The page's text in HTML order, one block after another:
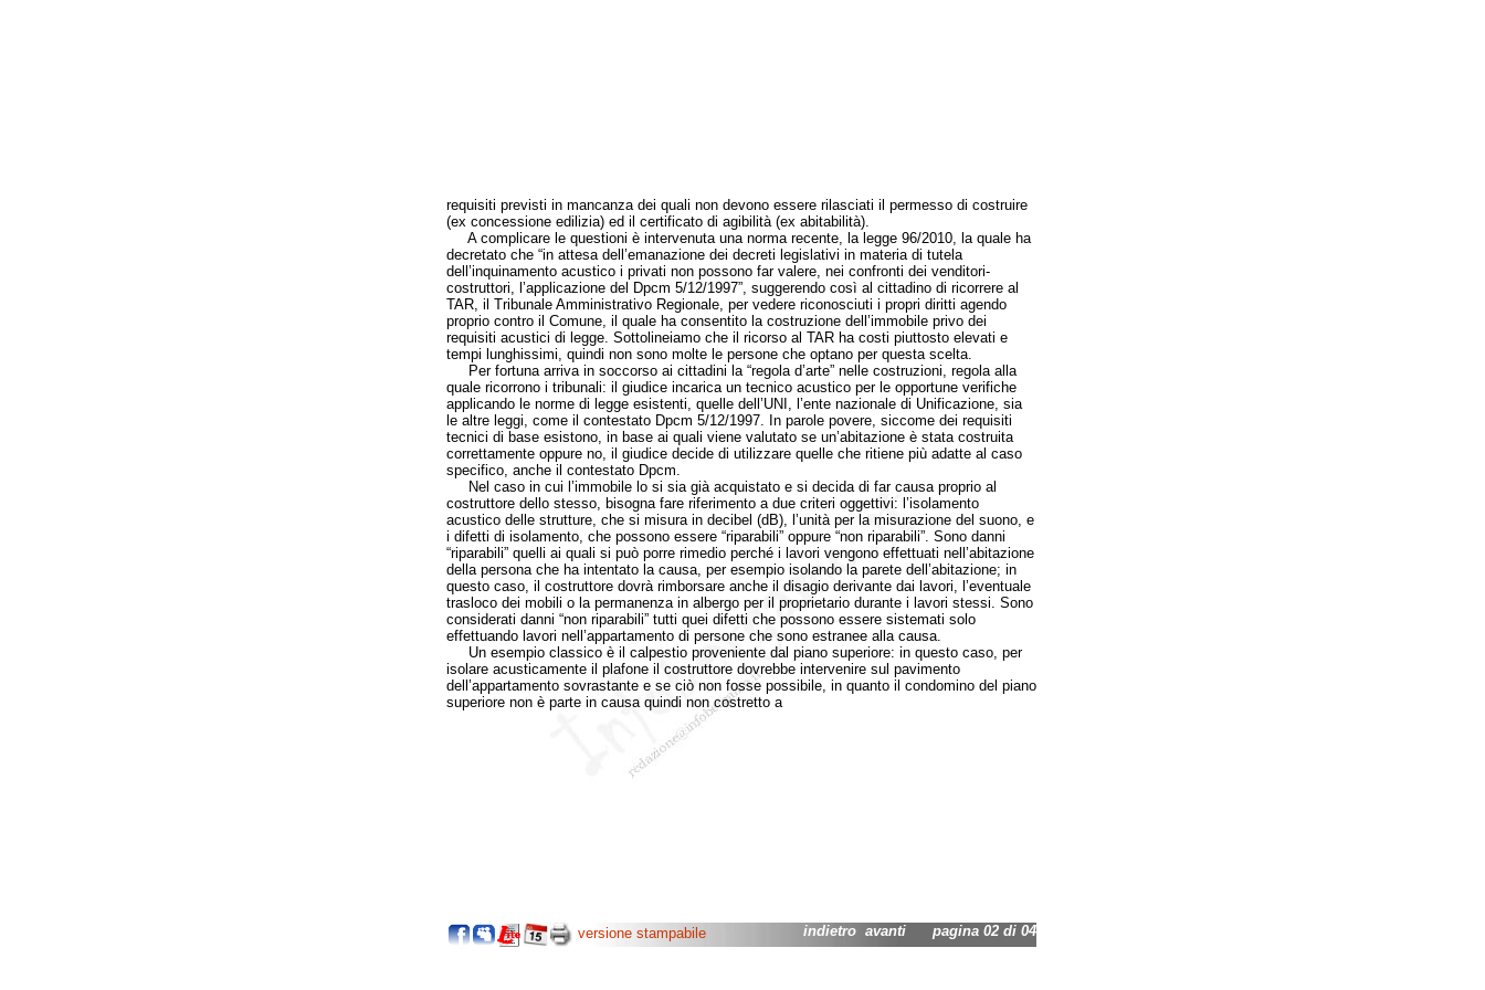
requisiti previsti in mancanza dei quali non devono essere rilasciati il permesso di costruire
(ex concessione edilizia) ed il certificato di agibilità (ex abitabilità).
A complicare le questioni è intervenuta una norma recente, la legge 96/2010, la quale ha
decretato che “in attesa dell’emanazione dei decreti legislativi in materia di tutela
dell’inquinamento acustico i privati non possono far valere, nei confronti dei venditori-
costruttori, l’applicazione del Dpcm 5/12/1997”, suggerendo così al cittadino di ricorrere al
TAR, il Tribunale Amministrativo Regionale, per vedere riconosciuti i propri diritti agendo
proprio contro il Comune, il quale ha consentito la costruzione dell’immobile privo dei
requisiti acustici di legge. Sottolineiamo che il ricorso al TAR ha costi piuttosto elevati e
tempi lunghissimi, quindi non sono molte le persone che optano per questa scelta.
Per fortuna arriva in soccorso ai cittadini la “regola d’arte” nelle costruzioni, regola alla
quale ricorrono i tribunali: il giudice incarica un tecnico acustico per le opportune verifiche
applicando le norme di legge esistenti, quelle dell’UNI, l’ente nazionale di Unificazione, sia
le altre leggi, come il contestato Dpcm 5/12/1997. In parole povere, siccome dei requisiti
tecnici di base esistono, in base ai quali viene valutato se un’abitazione è stata costruita
correttamente oppure no, il giudice decide di utilizzare quelle che ritiene più adatte al caso
specifico, anche il contestato Dpcm.
Nel caso in cui l’immobile lo si sia già acquistato e si decida di far causa proprio al
costruttore dello stesso, bisogna fare riferimento a due criteri oggettivi: l’isolamento
acustico delle strutture, che si misura in decibel (dB), l’unità per la misurazione del suono, e
i difetti di isolamento, che possono essere “riparabili” oppure “non riparabili”. Sono danni
“riparabili” quelli ai quali si può porre rimedio perché i lavori vengono effettuati nell’abitazione
della persona che ha intentato la causa, per esempio isolando la parete dell’abitazione; in
questo caso, il costruttore dovrà rimborsare anche il disagio derivante dai lavori, l’eventuale
trasloco dei mobili o la permanenza in albergo per il proprietario durante i lavori stessi. Sono
considerati danni “non riparabili” tutti quei difetti che possono essere sistemati solo
effettuando lavori nell’appartamento di persone che sono estranee alla causa.
Un esempio classico è il calpestio proveniente dal piano superiore: in questo caso, per
isolare acusticamente il plafone il costruttore dovrebbe intervenire sul pavimento
dell’appartamento sovrastante e se ciò non fosse possibile, in quanto il condomino del piano
superiore non è parte in causa quindi non costretto a
versione stampabile indietro avantipagina 02 di 04